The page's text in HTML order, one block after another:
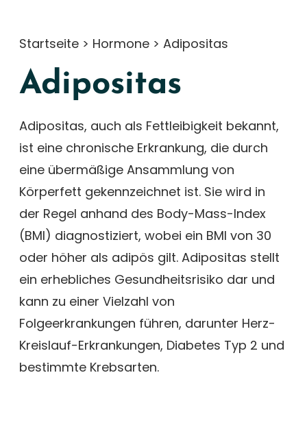
Startseite > Hormone > Adipositas
Adipositas
Adipositas, auch als Fettleibigkeit bekannt,
ist eine chronische Erkrankung, die durch
eine übermäßige Ansammlung von
Körperfett gekennzeichnet ist. Sie wird in
der Regel anhand des Body-Mass-Index
(BMI) diagnostiziert, wobei ein BMI von 30
oder höher als adipös gilt. Adipositas stellt
ein erhebliches Gesundheitsrisiko dar und
kann zu einer Vielzahl von
Folgeerkrankungen führen, darunter Herz-
Kreislauf-Erkrankungen, Diabetes Typ 2 und
bestimmte Krebsarten.